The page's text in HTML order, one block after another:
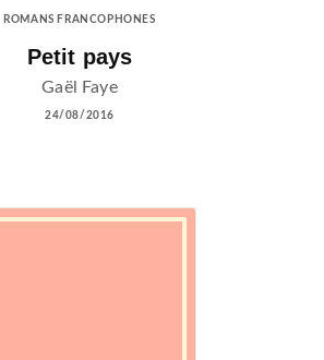
ROMANS FRANCOPHONES
Petit pays
Gaël Faye
24/08/2016